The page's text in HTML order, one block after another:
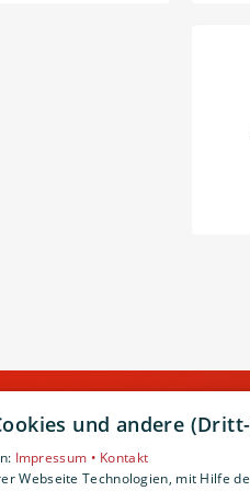
und andere
Impressum • Kontakt
Webseite Technologien, mit Hilfe